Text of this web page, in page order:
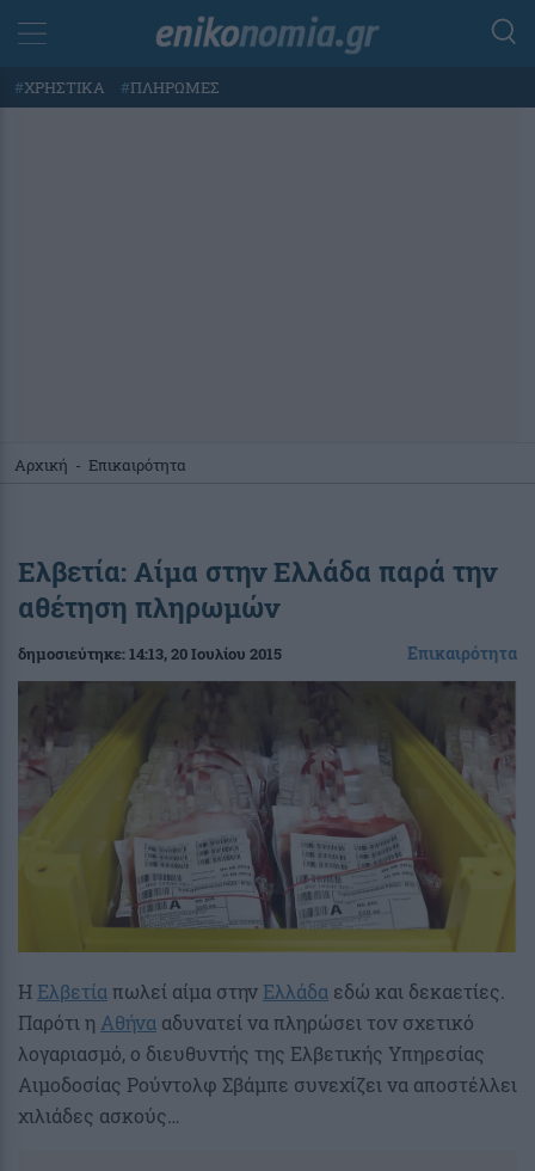
#ΧΡΗΣΤΙΚΑ #ΠΛΗΡΩΜΕΣ
Αρχική - Επικαιρότητα
Ελβετία: Αίμα στην Ελλάδα παρά την
αθέτηση πληρωμών
δημοσιεύτηκε:14:13, 20 Ιουλίου 2015 Επικαιρότητα
Η Ελβετία πωλεί αίμα στην Ελλάδα εδώ και δεκαετίες.
Παρότι η Αθήνα αδυνατεί να πληρώσει τον σχετικό
λογαριασμό, ο διευθυντής της Ελβετικής Υπηρεσίας
Αιμοδοσίας Ρούντολφ Σβάμπε συνεχίζει να αποστέλλει
χιλιάδες ασκούς…